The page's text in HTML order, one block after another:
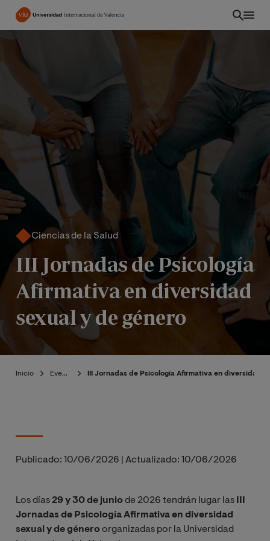
Pasar
EC
Ciencias de la Salud
III Jornadas de Psicología
Afirmativa en diversidad
sexual y de género
Inicio Eventos III Jornadas de Psicología Afirmativa en diversidad
Publicado: 10/06/2026 Actualizado: 10/06/2026
Los días29 y 30 de juniode 2026 tendrán lugar las
Jornadas de Psicología Afirmativa en diversidad
sexual y de géneroorganizadas por la Universidad